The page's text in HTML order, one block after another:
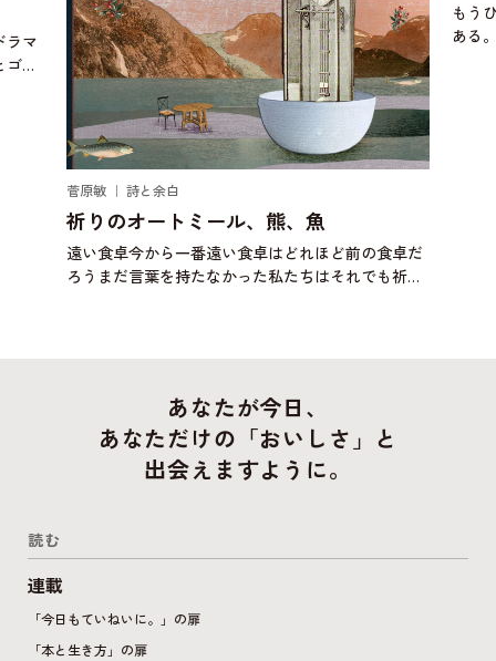
ラマ
キ
菅原敏 ｜ 詩と余白
祈りのオートミール、熊、魚
遠い食卓今から一番遠い食卓はどれほど前の食卓だ
ろうまだ言葉を持たなかった私たちはそれでも祈り
もう
ある
あなたが今日、
あなただけの「おいしさ」と
出会えますように。
読む
連載
「今日もていねいに。」の扉
「本と生き方」の扉